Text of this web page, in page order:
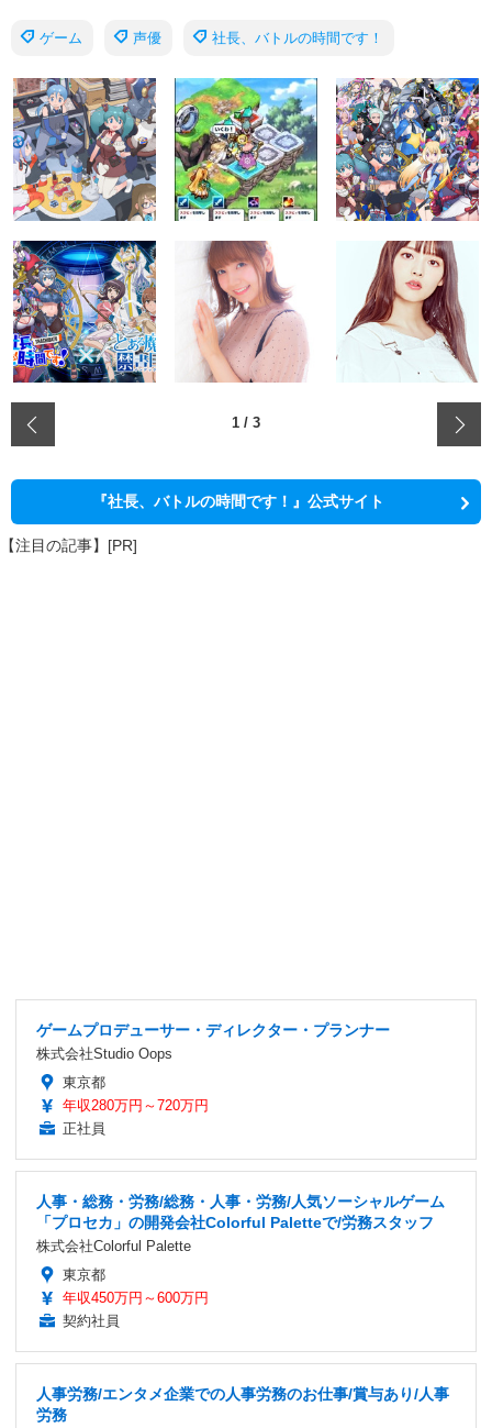
ゲーム 声優 社長、バトルの時間です！
1 / 3
『社長、バトルの時間です！』公式サイト
【注目の記事】[PR]
ゲームプロデューサー・ディレクター・プランナー
株式会社Studio Oops
東京都
年収280万円～720万円
正社員
人事・総務・労務/総務・人事・労務/人気ソーシャルゲーム
「プロセカ」の開発会社Colorful Paletteで/労務スタッフ
株式会社Colorful Palette
東京都
年収450万円～600万円
契約社員
人事労務/エンタメ企業での人事労務のお仕事/賞与あり/人事
労務